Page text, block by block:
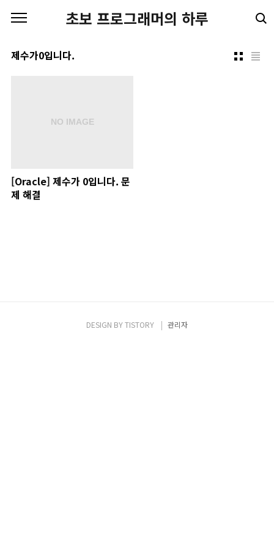
초보 프로그래머의 하루
제수가0입니다.
[Oracle] 제수가 0입니다. 문
제 해결
DESIGN BYTISTORY 관리자